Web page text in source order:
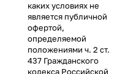
каких условиях не
является публичной
офертой,
определяемой
положениями ч. 2 ст.
437 Гражданского
кодекса Российской